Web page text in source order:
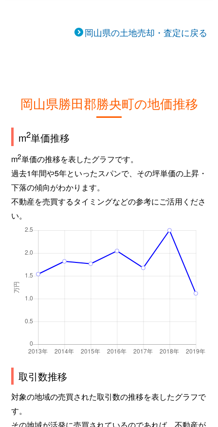
岡山県の土地売却・査定に戻る
岡山県勝田郡勝央町の地価推移
m2単価推移
m2単価の推移を表したグラフです。
過去1年間や5年といったスパンで、その坪単価の上昇・
下落の傾向がわかります。
不動産を売買するタイミングなどの参考にご活用くださ
い。
取引数推移
対象の地域の売買された取引数の推移を表したグラフで
す。